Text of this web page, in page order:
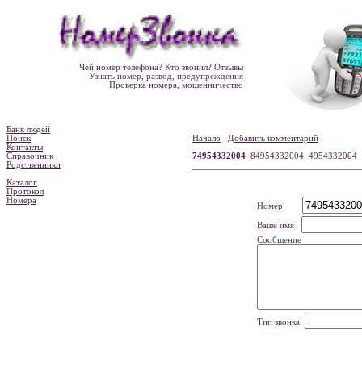
Чей номер телефона? Кто звонил? Отзывы
Узнать номер, развод, предупреждения
Проверка номера, мошенничество
Банк людей
Поиск
Контакты
Справочник
Родственники
Каталог
Протокол
Номера
Начало
Добавить комментарий
74954332004 84954332004 4954332004
Номер
Ваше имя
Сообщение
Тип звонка